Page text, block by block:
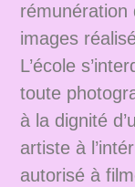
rémunération
images
L’école
toute
à la dignité
artiste à
autorisé à